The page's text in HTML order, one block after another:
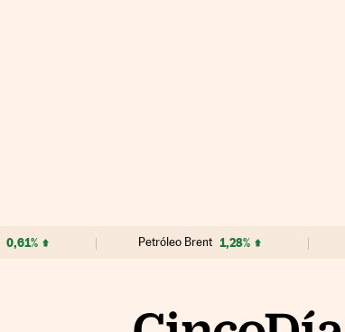
0,61% Petróleo Brent 1,28%